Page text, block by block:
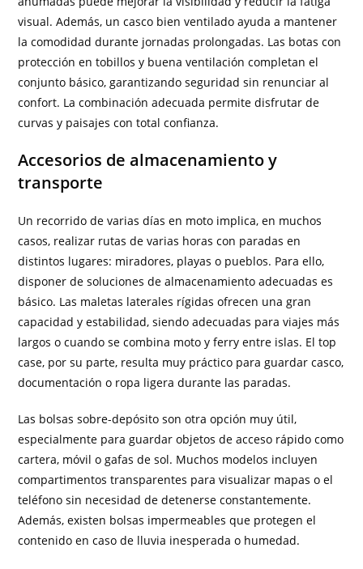
visual. Además, un casco bien ventilado ayuda a mantener
la comodidad durante jornadas prolongadas. Las botas con
protección en tobillos y buena ventilación completan el
conjunto básico, garantizando seguridad sin renunciar al
confort. La combinación adecuada permite disfrutar de
curvas y paisajes con total confianza.
Accesorios de almacenamiento y
transporte
Un recorrido de varias días en moto implica, en muchos
casos, realizar rutas de varias horas con paradas en
distintos lugares: miradores, playas o pueblos. Para ello,
disponer de soluciones de almacenamiento adecuadas es
básico. Las maletas laterales rígidas ofrecen una gran
capacidad y estabilidad, siendo adecuadas para viajes más
largos o cuando se combina moto y ferry entre islas. El top
case, por su parte, resulta muy práctico para guardar casco,
documentación o ropa ligera durante las paradas.
Las bolsas sobre-depósito son otra opción muy útil,
especialmente para guardar objetos de acceso rápido como
cartera, móvil o gafas de sol. Muchos modelos incluyen
compartimentos transparentes para visualizar mapas o el
teléfono sin necesidad de detenerse constantemente.
Además, existen bolsas impermeables que protegen el
contenido en caso de lluvia inesperada o humedad.